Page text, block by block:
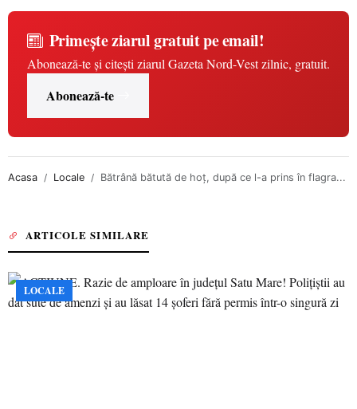
Primește ziarul gratuit pe email!
Abonează-te și citești ziarul Gazeta Nord-Vest zilnic, gratuit.
Abonează-te
Acasa Locale Bătrână bătută de hoţ, după ce l-a prins în flagra...
ARTICOLE SIMILARE
LOCALE